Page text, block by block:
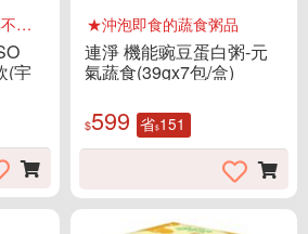
★輕鬆手搖，快速溶解不結塊
(宇
★沖泡即食的蔬食粥品
連淨 機能豌豆蛋白粥-元
氣蔬食(39gx7包/盒)
$599 省$151